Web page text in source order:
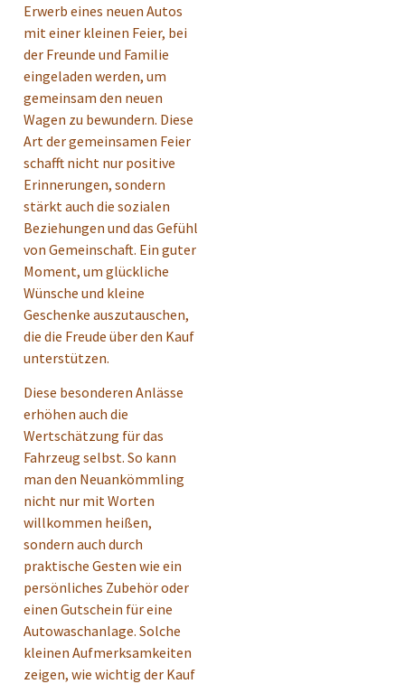
Erwerb eines neuen Autos
mit einer kleinen Feier, bei
der Freunde und Familie
eingeladen werden, um
gemeinsam den neuen
Wagen zu bewundern. Diese
Art der gemeinsamen Feier
schafft nicht nur positive
Erinnerungen, sondern
stärkt auch die sozialen
Beziehungen und das Gefühl
von Gemeinschaft. Ein guter
Moment, um glückliche
Wünsche und kleine
Geschenke auszutauschen,
die die Freude über den Kauf
unterstützen.
Diese besonderen Anlässe
erhöhen auch die
Wertschätzung für das
Fahrzeug selbst. So kann
man den Neuankömmling
nicht nur mit Worten
willkommen heißen,
sondern auch durch
praktische Gesten wie ein
persönliches Zubehör oder
einen Gutschein für eine
Autowaschanlage. Solche
kleinen Aufmerksamkeiten
zeigen, wie wichtig der Kauf